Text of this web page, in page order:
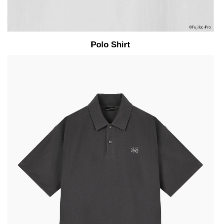
Polo Shirt